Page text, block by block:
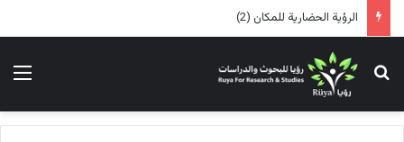
الرؤية الحضارية للمكان (2)
بحث عن